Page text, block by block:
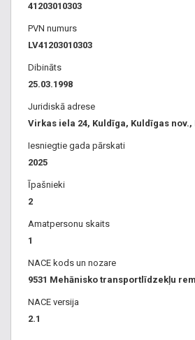
auto krāsošana, motoru eļļas,
uzpildīšana, Auto krāsošana,
auto krāsošana, Bosch Car Service
41203010303
PVN numurs
LV41203010303
Dibināts
25.03.1998
Juridiskā adrese
Virkas iela 24, Kuldīga, Kuldīgas nov.,
Iesniegtie gada pārskati
2025
Īpašnieki
2
Amatpersonu skaits
1
NACE kods un nozare
9531 Mehānisko transportlīdzekļu
NACE versija
2.1